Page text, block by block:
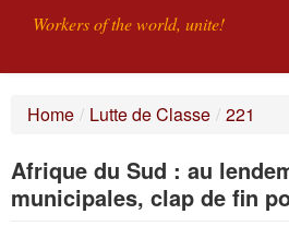
Workers of the world, unite!
SEARCH
Home / Lutte de Classe / 221
Afrique du Sud : au
municipales, clap de fin